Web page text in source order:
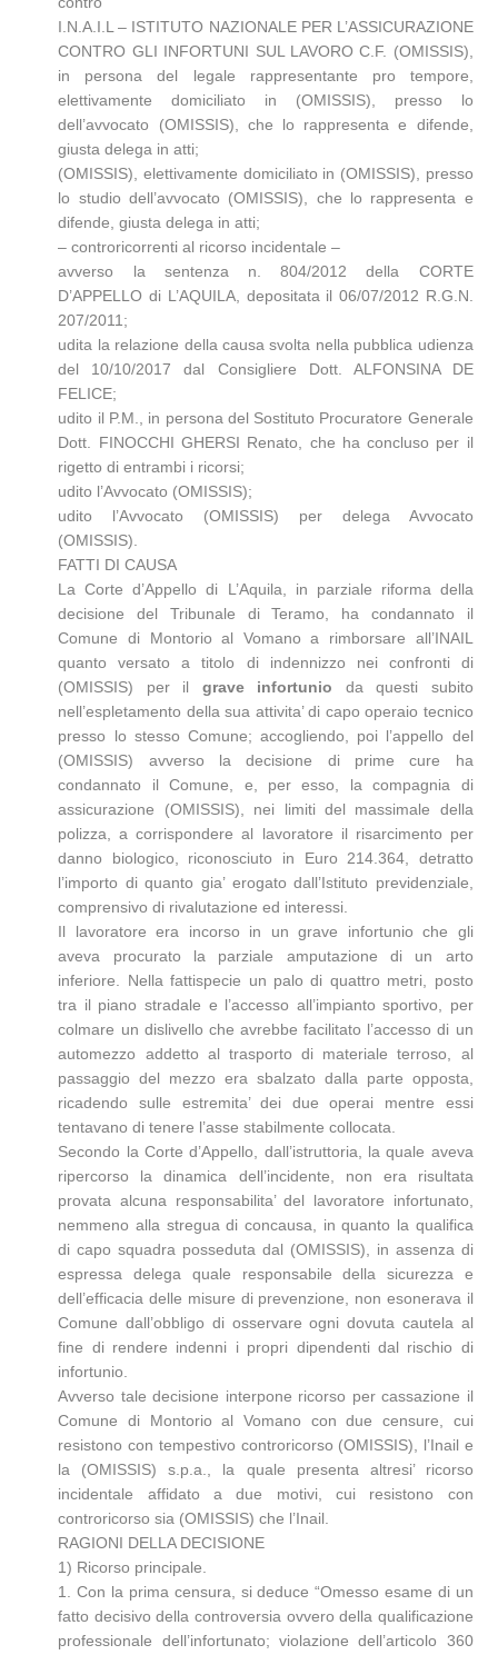
I.N.A.I.L – ISTITUTO NAZIONALE PER L’ASSICURAZIONE
CONTRO GLI INFORTUNI SUL LAVORO C.F. (OMISSIS),
in persona del legale rappresentante pro tempore,
elettivamente domiciliato in (OMISSIS), presso lo
dell’avvocato (OMISSIS), che lo rappresenta e difende,
giusta delega in atti;
(OMISSIS), elettivamente domiciliato in (OMISSIS), presso
lo studio dell’avvocato (OMISSIS), che lo rappresenta e
difende, giusta delega in atti;
– controricorrenti al ricorso incidentale –
avverso la sentenza n. 804/2012 della CORTE
D’APPELLO di L’AQUILA, depositata il 06/07/2012 R.G.N.
207/2011;
udita la relazione della causa svolta nella pubblica udienza
del 10/10/2017 dal Consigliere Dott. ALFONSINA DE
FELICE;
udito il P.M., in persona del Sostituto Procuratore Generale
Dott. FINOCCHI GHERSI Renato, che ha concluso per il
rigetto di entrambi i ricorsi;
udito l’Avvocato (OMISSIS);
udito l’Avvocato (OMISSIS) per delega Avvocato
(OMISSIS).
FATTI DI CAUSA
La Corte d’Appello di L’Aquila, in parziale riforma della
decisione del Tribunale di Teramo, ha condannato il
Comune di Montorio al Vomano a rimborsare all’INAIL
quanto versato a titolo di indennizzo nei confronti di
(OMISSIS) per il grave infortunio da questi subito
nell’espletamento della sua attivita’ di capo operaio tecnico
presso lo stesso Comune; accogliendo, poi l’appello del
(OMISSIS) avverso la decisione di prime cure ha
condannato il Comune, e, per esso, la compagnia di
assicurazione (OMISSIS), nei limiti del massimale della
polizza, a corrispondere al lavoratore il risarcimento per
danno biologico, riconosciuto in Euro 214.364, detratto
l’importo di quanto gia’ erogato dall’Istituto previdenziale,
comprensivo di rivalutazione ed interessi.
Il lavoratore era incorso in un grave infortunio che gli
aveva procurato la parziale amputazione di un arto
inferiore. Nella fattispecie un palo di quattro metri, posto
tra il piano stradale e l’accesso all’impianto sportivo, per
colmare un dislivello che avrebbe facilitato l’accesso di un
automezzo addetto al trasporto di materiale terroso, al
passaggio del mezzo era sbalzato dalla parte opposta,
ricadendo sulle estremita’ dei due operai mentre essi
tentavano di tenere l’asse stabilmente collocata.
Secondo la Corte d’Appello, dall’istruttoria, la quale aveva
ripercorso la dinamica dell’incidente, non era risultata
provata alcuna responsabilita’ del lavoratore infortunato,
nemmeno alla stregua di concausa, in quanto la qualifica
di capo squadra posseduta dal (OMISSIS), in assenza di
espressa delega quale responsabile della sicurezza e
dell’efficacia delle misure di prevenzione, non esonerava il
Comune dall’obbligo di osservare ogni dovuta cautela al
fine di rendere indenni i propri dipendenti dal rischio di
infortunio.
Avverso tale decisione interpone ricorso per cassazione il
Comune di Montorio al Vomano con due censure, cui
resistono con tempestivo controricorso (OMISSIS), l’Inail e
la (OMISSIS) s.p.a., la quale presenta altresi’ ricorso
incidentale affidato a due motivi, cui resistono con
controricorso sia (OMISSIS) che l’Inail.
RAGIONI DELLA DECISIONE
1) Ricorso principale.
1. Con la prima censura, si deduce “Omesso esame di un
fatto decisivo della controversia ovvero della qualificazione
professionale dell’infortunato; violazione dell’articolo 360